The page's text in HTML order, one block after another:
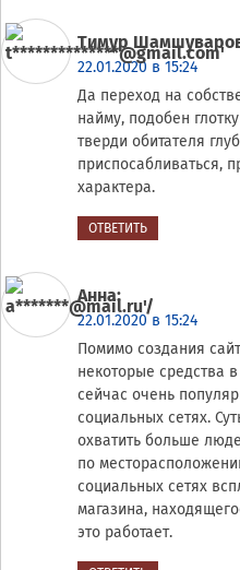
Тимур
22.01.2020 в 15:24
Да переход на
найму, подобен
тверди обитателя
приспосабливаться,
характера.
ОТВЕТИТЬ
Анна:
22.01.2020 в 15:24
Помимо создания
некоторые средства
сейчас очень
социальных сетях.
охватить больше
по
социальных сетях
магазина,
это работает.